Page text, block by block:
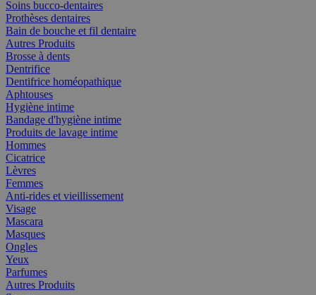
Soins bucco-dentaires
Prothèses dentaires
Bain de bouche et fil dentaire
Autres Produits
Brosse à dents
Dentrifice
Dentifrice homéopathique
Aphtouses
Hygiène intime
Bandage d'hygiène intime
Produits de lavage intime
Hommes
Cicatrice
Lèvres
Femmes
Anti-rides et vieillissement
Visage
Mascara
Masques
Ongles
Yeux
Parfumes
Autres Produits